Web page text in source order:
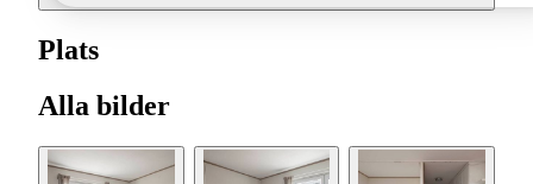
Plats
Alla bilder